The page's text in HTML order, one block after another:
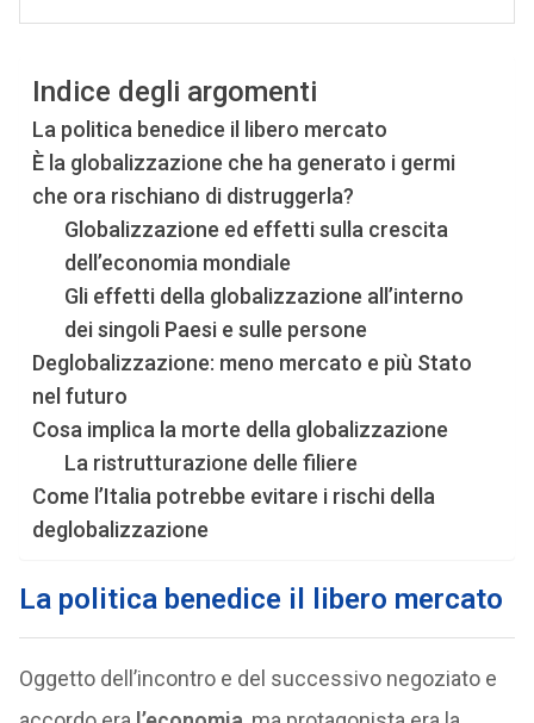
Indice degli argomenti
La politica benedice il libero mercato
È la globalizzazione che ha generato i germi
che ora rischiano di distruggerla?
Globalizzazione ed effetti sulla crescita
dell’economia mondiale
Gli effetti della globalizzazione all’interno
dei singoli Paesi e sulle persone
Deglobalizzazione: meno mercato e più Stato
nel futuro
Cosa implica la morte della globalizzazione
La ristrutturazione delle filiere
Come l’Italia potrebbe evitare i rischi della
deglobalizzazione
La politica benedice il libero mercato
Oggetto dell’incontro e del successivo negoziato e